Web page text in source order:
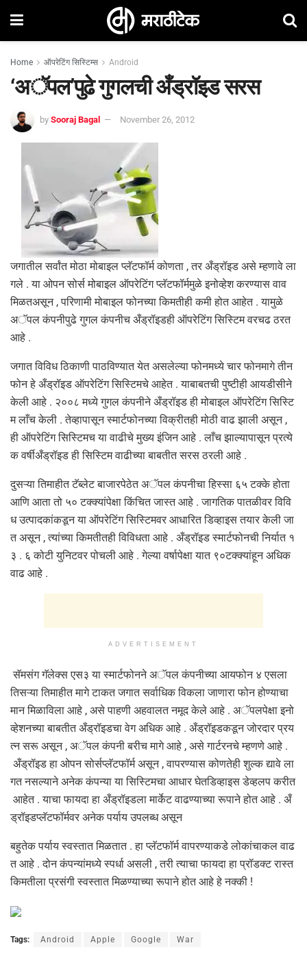
Home ऑपरेटिंग सिस्टिम्स Android
‘अॅपल’पुढे गुगलची अँड्रॉइड सरस
by Sooraj Bagal November 26, 2012
जगातील सर्वांत मोठा मोबाइल प्लॅटफॉर्म कोणता , तर अँड्रॉइड असे म्हणावे ला
गले . या ओपन सोर्स मोबाइल ऑपरेटिंग प्लॅटफॉर्ममुळे इनोव्हेश करण्यास वाव
मिळतअसून , परिणामी मोबाइल फोनच्या किमतीही कमी होत आहेत . यामुळे
अॅपल कंपनीपुढे गुगल कंपनीच अँड्रॉइडही ऑपरेटिंग सिस्टिम वरचढ ठरत
आहे .
जगात विविध ठिकाणी पाठविण्यात येत असलेल्या फोनमध्ये चार फोनमागे तीन
फोन हे अँड्रॉइड ऑपरेटिंग सिस्टिमचे आहेत . याबाबतची पुष्टीही आयडीसीने
केली आहे . २००८ मध्ये गुगल कंपनीने अँड्रॉइड ही मोबाइल ऑपरेटिंग सिस्टि
म लाँच केली . तेव्हापासून स्मार्टफोनच्या विक्रीतही मोठी वाढ झाली असून ,
ही ऑपरेटिंग सिस्टिमच या वाढीचे मुख्य इंजिन आहे . लाँच झाल्यापासून प्रत्ये
क वर्षीअँड्रॉइड ही सिस्टिम वाढीच्या बाबतीत सरस ठरली आहे .
दुसऱ्या तिमाहीत टॅब्लेट बाजारपेठेत अॅपल कंपनीचा हिस्सा ६५ टक्के होता
आणि आता तो ५० टक्क्यांपेक्षा किंचित जास्त आहे . जागतिक पातळीवर विवि
ध उत्पादकांकडून या ऑपरेटिंग सिस्टिमवर आधारित डिव्हाइस तयार केली जा
त असून , त्यांच्या किमतीतही विविधता आहे . अँड्रॉइड स्मार्टफोनची निर्यात १
३ . ६ कोटी युनिटवर पोचली आहे . गेल्या वर्षापेक्षा यात ९०टक्क्यांहून अधिक
वाढ आहे .
ADVERTISEMENT
सॅमसंग गॅलेक्स एस३ या स्मार्टफोनने अॅपल कंपनीच्या आयफोन ४ एसला
तिसऱ्या तिमाहीत मागे टाकत जगात सर्वाधिक विकला जाणारा फोन होण्याचा
मान मिळाविला आहे , असे पाहणी अहवालत नमूद केले आहे . अॅपलपेक्षा इनो
व्हेशनच्या बाबतीत अँड्रॉइडचा वेग अधिक आहे . अँड्रॉइडकडून जोरदार प्रय
त्न सरू असून , अॅपल कंपनी बरीच मागे आहे , असे गार्टरनचे म्हणणे आहे .
अँड्रॉइड हा ओपन सोर्सप्लॅटफॉर्म असून , वापरण्यास कोणतेही शुल्क द्यावे ला
गत नसल्याने अनेक कंपन्या या सिस्टिमचा आधार घेतडिव्हाइस डेव्हलप करीत
आहेत . याचा फायदा हा अँड्रॉइडला मार्केट वाढण्याच्या रूपाने होत आहे . अँ
ड्रॉइडप्लॅटफॉर्मवर अनेक पर्याय उपलब्ध असून
बहुतेक पर्याय स्वस्तात मिळतात . हा प्लॅटफॉर्म वापरण्याकडे लोकांचाकल वाढ
त आहे . दोन कंपन्यांमध्ये स्पर्धा असली , तरी त्याचा फायदा हा प्रॉडक्ट रास्त
किमतीला प्रसंगी स्वस्तात मिळण्याच्या रूपाने होत आहे हे नक्की !
Tags: Android Apple Google War